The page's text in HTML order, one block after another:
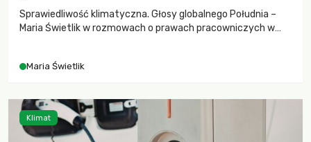
Sprawiedliwość klimatyczna. Głosy globalnego Południa –
Maria Świetlik w rozmowach o prawach pracowniczych w
Maria Świetlik
Klimat